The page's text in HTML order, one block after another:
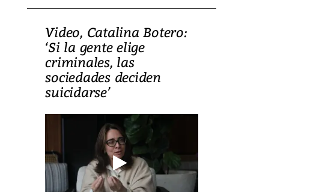
Video, Catalina Botero:
‘Si la gente elige
criminales, las
sociedades deciden
suicidarse’